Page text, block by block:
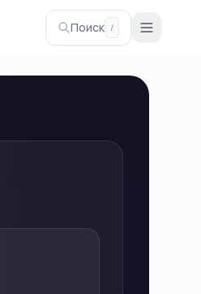
Поиск /